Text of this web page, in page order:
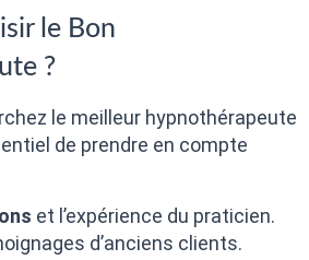
le Bon
?
le meilleur hypnothérapeute
de prendre en compte
et l’expérience du praticien.
d’anciens clients.